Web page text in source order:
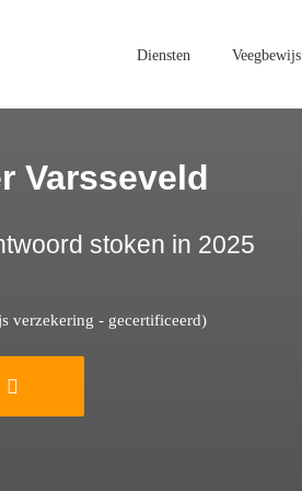
Diensten Veegbewijs
Varsseveld
stoken in 2025
verzekering - gecertificeerd)